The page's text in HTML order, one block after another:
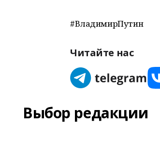
#ВладимирПутин
Читайте нас
Выбор редакции